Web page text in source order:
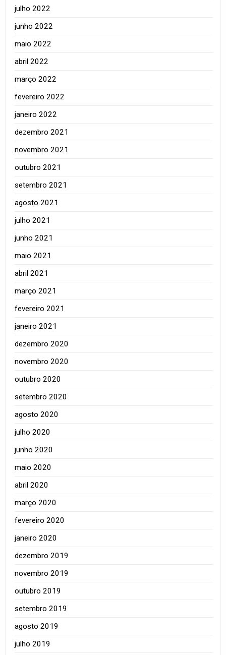
julho 2022
junho 2022
maio 2022
abril 2022
março 2022
fevereiro 2022
janeiro 2022
dezembro 2021
novembro 2021
outubro 2021
setembro 2021
agosto 2021
julho 2021
junho 2021
maio 2021
abril 2021
março 2021
fevereiro 2021
janeiro 2021
dezembro 2020
novembro 2020
outubro 2020
setembro 2020
agosto 2020
julho 2020
junho 2020
maio 2020
abril 2020
março 2020
fevereiro 2020
janeiro 2020
dezembro 2019
novembro 2019
outubro 2019
setembro 2019
agosto 2019
julho 2019